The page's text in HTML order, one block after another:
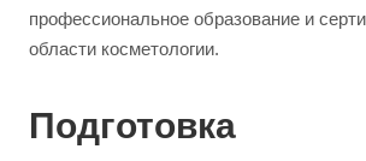
профессиональное образование и
области косметологии.
Подготовка